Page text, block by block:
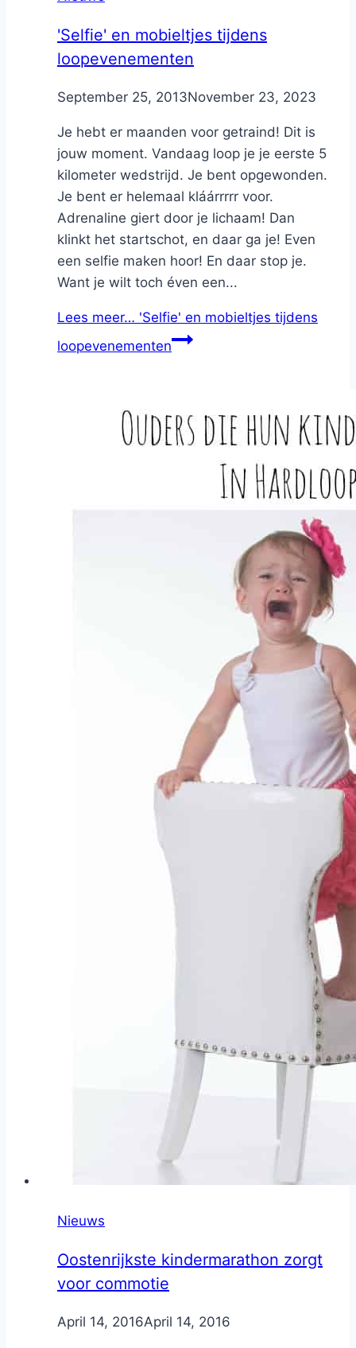
'Selfie' en mobieltjes tijdens
loopevenementen
ByNicole
September 25, 2013November 23, 2023
Je hebt er maanden voor getraind! Dit is
jouw moment. Vandaag loop je je eerste 5
kilometer wedstrijd. Je bent opgewonden.
Je bent er helemaal kláárrrrr voor.
Adrenaline giert door je lichaam! Dan
klinkt het startschot, en daar ga je! Even
een selfie maken hoor! En daar stop je.
Want je wilt toch éven een...
Lees meer… 'Selfie' en mobieltjes tijdens
loopevenementen
Nieuws
Oostenrijkste kindermarathon zorgt
voor commotie
ByNicole
April 14, 2016April 14, 2016